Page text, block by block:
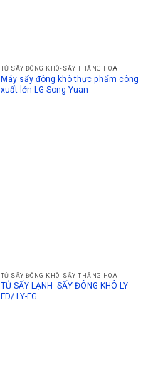
TỦ SẤY ĐÔNG KHÔ- SẤY THĂNG HOA
Máy sấy đông khô thực phẩm công
xuất lớn LG Song Yuan
TỦ SẤY ĐÔNG KHÔ- SẤY THĂNG HOA
TỦ SẤY LẠNH- SẤY ĐÔNG KHÔ LY-
FD/ LY-FG